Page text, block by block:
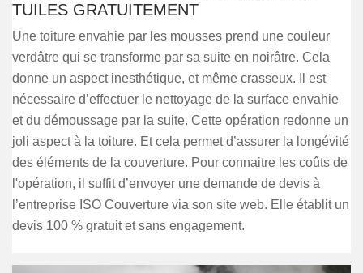
TUILES GRATUITEMENT
Une toiture envahie par les mousses prend une couleur
verdâtre qui se transforme par sa suite en noirâtre. Cela
donne un aspect inesthétique, et même crasseux. Il est
nécessaire d’effectuer le nettoyage de la surface envahie
et du démoussage par la suite. Cette opération redonne un
joli aspect à la toiture. Et cela permet d’assurer la longévité
des éléments de la couverture. Pour connaitre les coûts de
l'opération, il suffit d’envoyer une demande de devis à
l’entreprise ISO Couverture via son site web. Elle établit un
devis 100 % gratuit et sans engagement.